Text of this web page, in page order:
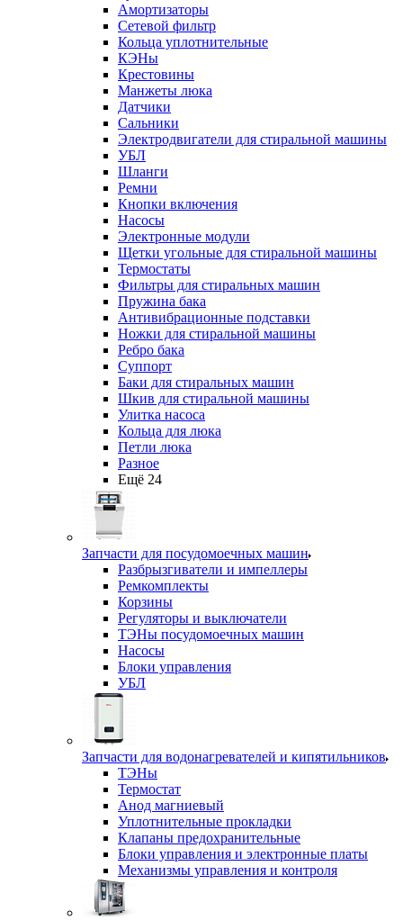
Амортизаторы
Сетевой фильтр
Кольца уплотнительные
КЭНы
Крестовины
Манжеты люка
Датчики
Сальники
Электродвигатели для стиральной машины
УБЛ
Шланги
Ремни
Кнопки включения
Насосы
Электронные модули
Щетки угольные для стиральной машины
Термостаты
Фильтры для стиральных машин
Пружина бака
Антивибрационные подставки
Ножки для стиральной машины
Ребро бака
Суппорт
Баки для стиральных машин
Шкив для стиральной машины
Улитка насоса
Кольца для люка
Петли люка
Разное
Ещё 24
Запчасти для посудомоечных машин
Разбрызгиватели и импеллеры
Ремкомплекты
Корзины
Регуляторы и выключатели
ТЭНы посудомоечных машин
Насосы
Блоки управления
УБЛ
Запчасти для водонагревателей и кипятильников
ТЭНы
Термостат
Анод магниевый
Уплотнительные прокладки
Клапаны предохранительные
Блоки управления и электронные платы
Механизмы управления и контроля